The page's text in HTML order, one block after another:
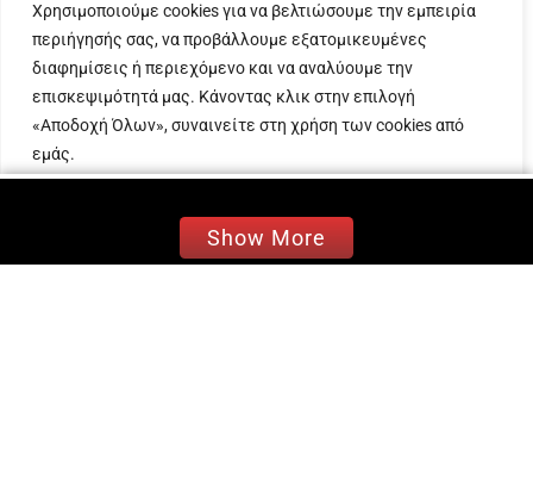
Χρησιμοποιούμε cookies για να βελτιώσουμε την εμπειρία
περιήγησής σας, να προβάλλουμε εξατομικευμένες
διαφημίσεις ή περιεχόμενο και να αναλύουμε την
επισκεψιμότητά μας. Κάνοντας κλικ στην επιλογή
«Αποδοχή Όλων», συναινείτε στη χρήση των cookies από
εμάς.
Απόρριψη όλων
απ’ ότι μας έχει συνηθίσει. Πρόκειται για ένα
συναισθηματικό κομμάτι, μεφρέσκο ήχο
καιethnic στοιχεία, που συνδυάζονται μοναδικά
acoustic reggaeton διάθεση
που
αποπνέει το τραγούδι. Τη μουσική έγραψαν η
Αποστολία Ζώη και ο JiMBO και τους στίχους ο
Δεν Είσαι Εδώ» είναι τώρα διαθέσιμο στις
Show More